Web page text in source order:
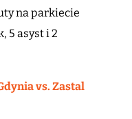
na parkiecie
5 asyst i 2
vs. Zastal